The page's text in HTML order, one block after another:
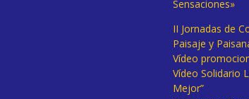
Sensaciones»
II Jornadas de
Paisaje y
Vídeo
Vídeo Solidario
Mejor”